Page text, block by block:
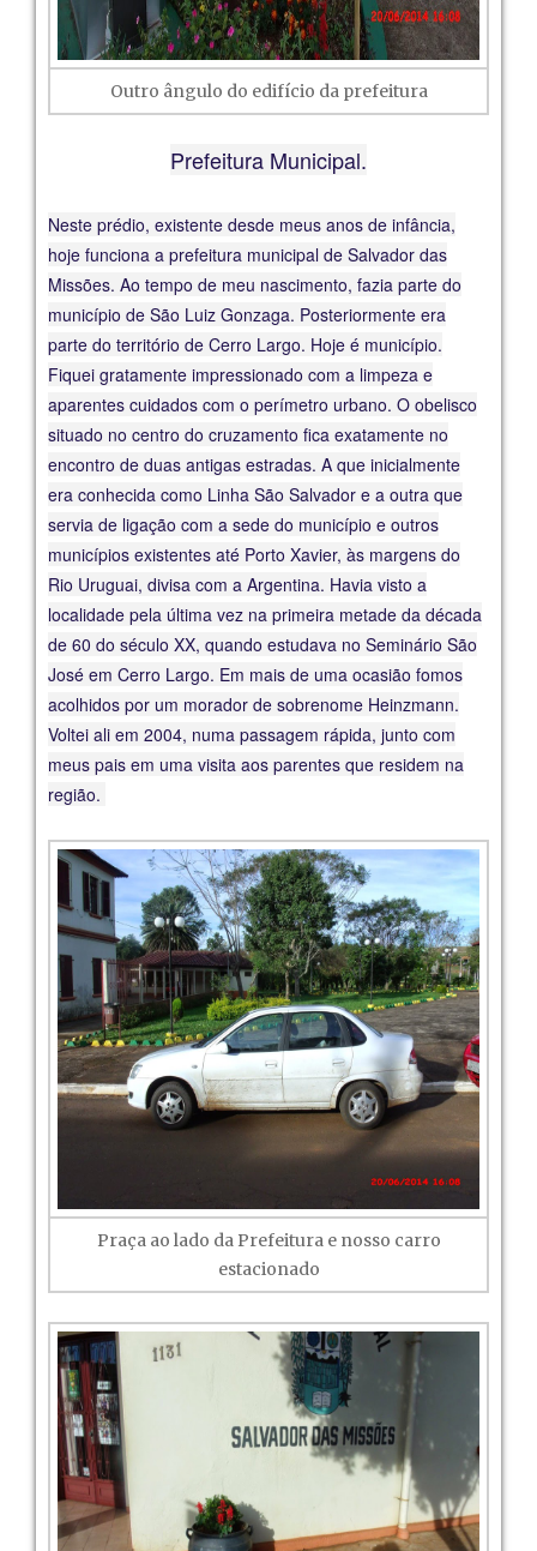
Outro ângulo do edifício da prefeitura
Prefeitura Municipal.
Neste prédio, existente desde meus anos de infância,
hoje funciona a prefeitura municipal de Salvador das
Missões. Ao tempo de meu nascimento, fazia parte do
município de São Luiz Gonzaga. Posteriormente era
parte do território de Cerro Largo. Hoje é município.
Fiquei gratamente impressionado com a limpeza e
aparentes cuidados com o perímetro urbano. O obelisco
situado no centro do cruzamento fica exatamente no
encontro de duas antigas estradas. A que inicialmente
era conhecida como Linha São Salvador e a outra que
servia de ligação com a sede do município e outros
municípios existentes até Porto Xavier, às margens do
Rio Uruguai, divisa com a Argentina. Havia visto a
localidade pela última vez na primeira metade da década
de 60 do século XX, quando estudava no Seminário São
José em Cerro Largo. Em mais de uma ocasião fomos
acolhidos por um morador de sobrenome Heinzmann.
Voltei ali em 2004, numa passagem rápida, junto com
meus pais em uma visita aos parentes que residem na
região.
Praça ao lado da Prefeitura e nosso carro
estacionado